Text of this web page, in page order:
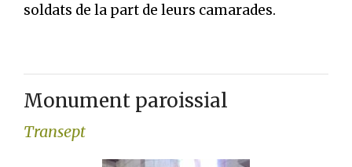
soldats de la part de leurs camarades.
Monument paroissial
Transept